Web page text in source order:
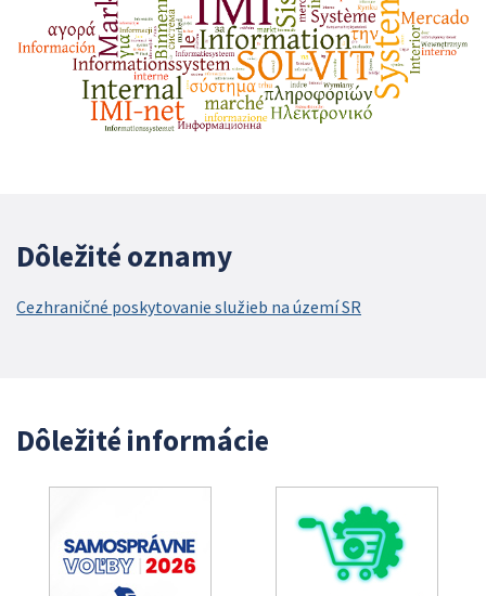
Dôležité oznamy
Cezhraničné poskytovanie služieb na území SR
Dôležité informácie